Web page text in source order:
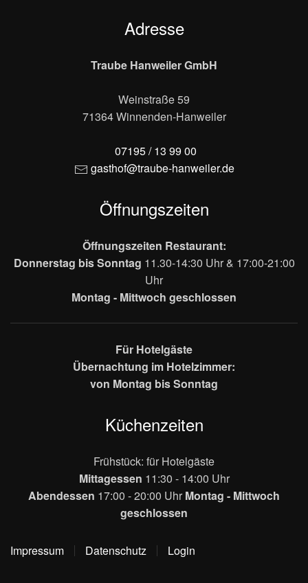
Adresse
Traube Hanweiler GmbH
Weinstraße 59
71364 Winnenden-Hanweiler
07195 / 13 99 00
gasthof@traube-hanweiler.de
Öffnungszeiten
Öffnungszeiten Restaurant:
Donnerstag bis Sonntag 11.30-14:30 Uhr & 17:00-21:00
Uhr
Montag - Mittwoch geschlossen
Für Hotelgäste
Übernachtung im Hotelzimmer:
von Montag bis Sonntag
Küchenzeiten
Frühstück: für Hotelgäste
Mittagessen 11:30 - 14:00 Uhr
Abendessen 17:00 - 20:00 Uhr Montag - Mittwoch
geschlossen
Impressum Datenschutz Login